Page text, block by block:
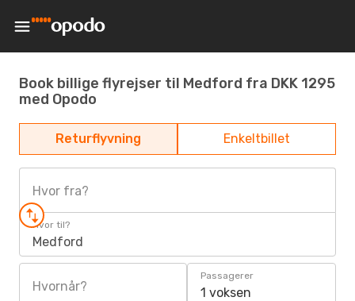
Book billige flyrejser til Medford fra DKK 1295
med Opodo
Returflyvning Enkeltbillet
Hvor fra?
Hvor til?
Medford
Hvornår?
Passagerer
1 voksen